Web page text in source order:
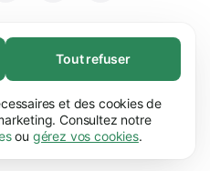
à rendre
activant des
la navigation de page.
Tout refuser
et des cookies de
Consultez notre
ou gérez vos cookies.
OÜ
générales
Cookies Sécurité